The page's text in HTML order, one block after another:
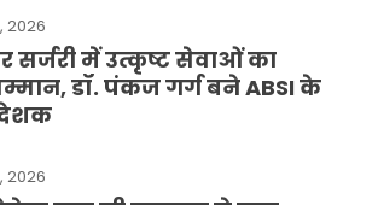
2026
सर्जरी में उत्कृष्ट सेवाओं का
सम्मान, डॉ. पंकज गर्ग बने ABSI के
2026